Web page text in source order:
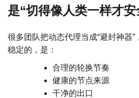
是“切得像人类一样才安
很多团队把动态代理当成“避封神器
稳定的，是：
合理的轮换节奏
健康的节点来源
干净的出口